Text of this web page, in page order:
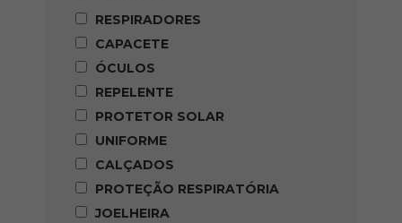
RESPIRADORES
CAPACETE
ÓCULOS
REPELENTE
PROTETOR SOLAR
UNIFORME
CALÇADOS
PROTEÇÃO RESPIRATÓRIA
JOELHEIRA